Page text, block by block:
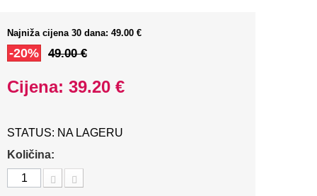
Najniža cijena 30 dana: 49.00 €
-20% 49.00 €
Cijena: 39.20 €
STATUS: NA LAGERU
Količina: